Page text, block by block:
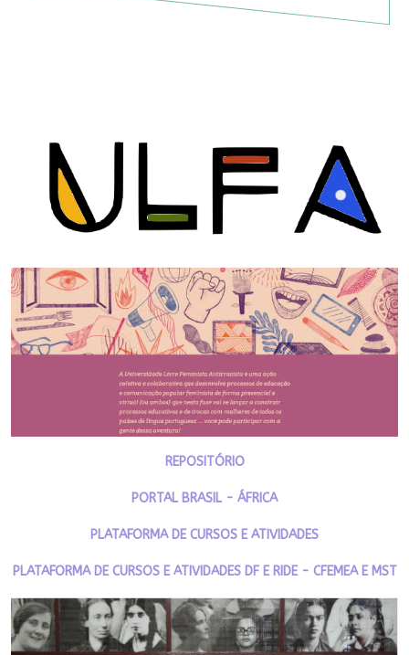
REPOSITÓRIO
PORTAL BRASIL - ÁFRICA
PLATAFORMA DE CURSOS E ATIVIDADES
PLATAFORMA DE CURSOS E ATIVIDADES DF E RIDE - CFEMEA E MST